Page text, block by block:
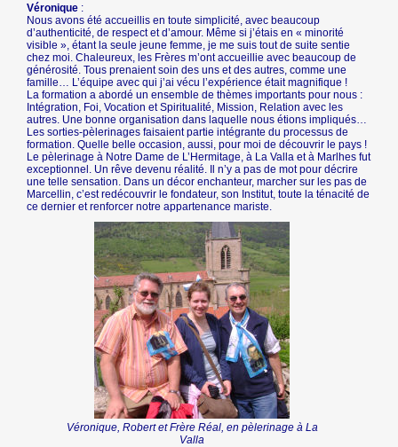
Véronique :
Nous avons été accueillis en toute simplicité, avec beaucoup
d’authenticité, de respect et d’amour. Même si j’étais en « minorité
visible », étant la seule jeune femme, je me suis tout de suite sentie
chez moi. Chaleureux, les Frères m’ont accueillie avec beaucoup de
générosité. Tous prenaient soin des uns et des autres, comme une
famille… L’équipe avec qui j’ai vécu l’expérience était magnifique !
La formation a abordé un ensemble de thèmes importants pour nous :
Intégration, Foi, Vocation et Spiritualité, Mission, Relation avec les
autres. Une bonne organisation dans laquelle nous étions impliqués…
Les sorties-pèlerinages faisaient partie intégrante du processus de
formation. Quelle belle occasion, aussi, pour moi de découvrir le pays !
Le pèlerinage à Notre Dame de L’Hermitage, à La Valla et à Marlhes fut
exceptionnel. Un rêve devenu réalité. Il n’y a pas de mot pour décrire
une telle sensation. Dans un décor enchanteur, marcher sur les pas de
Marcellin, c’est redécouvrir le fondateur, son Institut, toute la ténacité de
ce dernier et renforcer notre appartenance mariste.
Véronique, Robert et Frère Réal, en pèlerinage à La
Valla